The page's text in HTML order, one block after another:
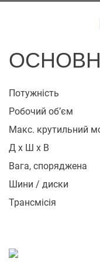
Потужність
Робочий об’єм
Макс. крутильний
Д х Ш х В
Вага, споряджена
Шини / диски
Трансмісія